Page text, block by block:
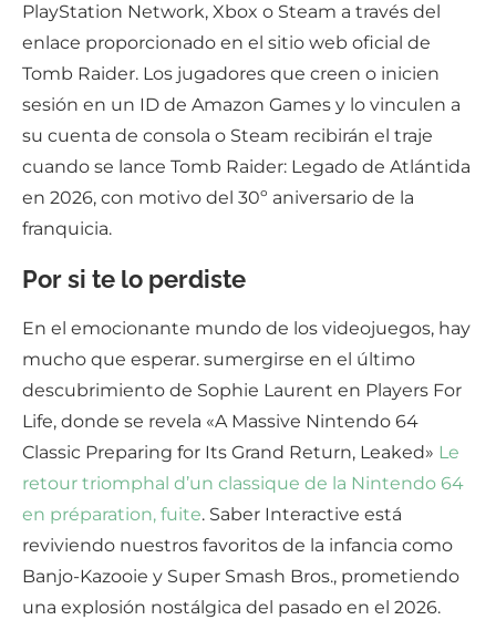
PlayStation Network, Xbox o Steam a través del
enlace proporcionado en el sitio web oficial de
Tomb Raider. Los jugadores que creen o inicien
sesión en un ID de Amazon Games y lo vinculen a
su cuenta de consola o Steam recibirán el traje
cuando se lance Tomb Raider: Legado de Atlántida
en 2026, con motivo del 30º aniversario de la
franquicia.
Por si te lo perdiste
En el emocionante mundo de los videojuegos, hay
mucho que esperar. sumergirse en el último
descubrimiento de Sophie Laurent en Players For
Life, donde se revela «A Massive Nintendo 64
Classic Preparing for Its Grand Return, Leaked» Le
retour triomphal d’un classique de la Nintendo 64
en préparation, fuite. Saber Interactive está
reviviendo nuestros favoritos de la infancia como
Banjo-Kazooie y Super Smash Bros., prometiendo
una explosión nostálgica del pasado en el 2026.